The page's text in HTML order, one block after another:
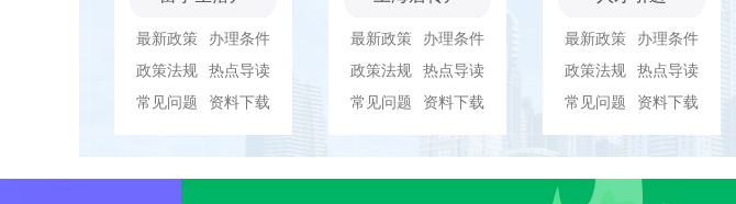
最新政策
办理条件
政策法规
热点导读
常见问题
资料下载
最新政策
办理条件
政策法规
热点导读
常见问题
资料下载
最新政策
办理条件
政策法规
热点导读
常见问题
资料下载